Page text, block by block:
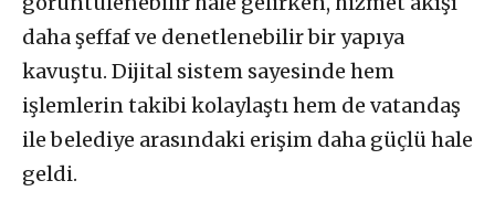
daha şeffaf ve denetlenebilir bir yapıya
kavuştu. Dijital sistem sayesinde hem
işlemlerin takibi kolaylaştı hem de vatandaş
ile belediye arasındaki erişim daha güçlü hale
geldi.